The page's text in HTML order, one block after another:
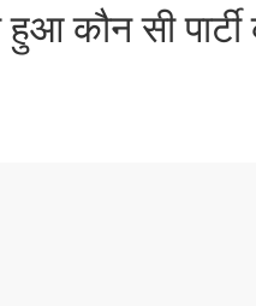
कौन सी पार्टी